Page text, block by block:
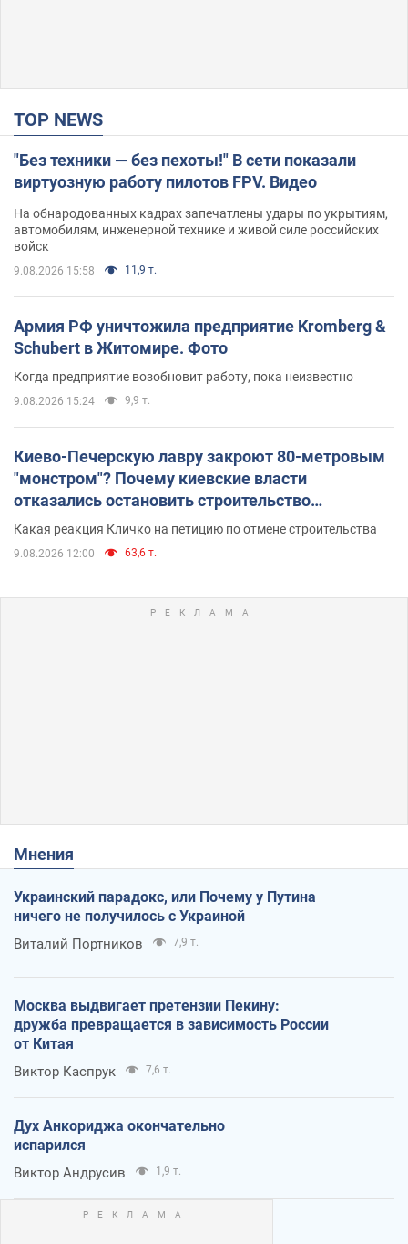
TOP NEWS
"Без техники — без пехоты!" В сети показали
виртуозную работу пилотов FPV. Видео
На обнародованных кадрах запечатлены удары по укрытиям,
автомобилям, инженерной технике и живой силе российских
войск
9.08.2026 15:58 11,9 т.
Армия РФ уничтожила предприятие Kromberg &
Schubert в Житомире. Фото
Когда предприятие возобновит работу, пока неизвестно
9.08.2026 15:24 9,9 т.
Киево-Печерскую лавру закроют 80-метровым
"монстром"? Почему киевские власти
отказались остановить строительство
небоскреба "московского верующего"
Какая реакция Кличко на петицию по отмене строительства
9.08.2026 12:00 63,6 т.
Мнения
Украинский парадокс, или Почему у Путина
ничего не получилось с Украиной
Виталий Портников 7,9 т.
Москва выдвигает претензии Пекину:
дружба превращается в зависимость России
от Китая
Виктор Каспрук 7,6 т.
Дух Анкориджа окончательно
испарился
Виктор Андрусив 1,9 т.